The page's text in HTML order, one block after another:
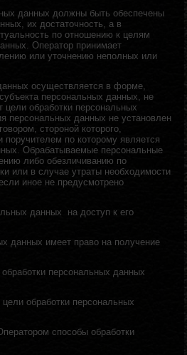
данных должны быть обеспечены
их достаточность, а в
по отношению к целям
Оператор принимает
или уточнению неполных или
осуществляется в форме,
персональных данных, не
обработки персональных
персональных данных не установлен
стороной которого,
поручителем по которому является
Обрабатываемые персональные
либо обезличиванию по
или в случае утраты необходимости
иное не предусмотрено
данных на доступ к его
данных имеет право на получение
персональных данных
обработки персональных
способы обработки